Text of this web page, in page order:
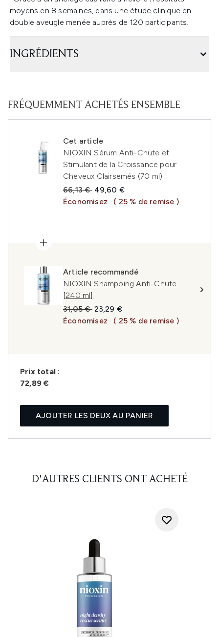
moyens en 8 semaines, dans une étude clinique en
double aveugle menée auprès de 120 participants.
INGRÉDIENTS
FRÉQUEMMENT ACHETÉS ENSEMBLE
Cet article
NIOXIN Sérum Anti-Chute et
Stimulant de la Croissance pour
Cheveux Clairsemés (70 ml)
Prix de vente :
66,13 € Prix ​​actuel :
49,60 €
Économisez
( 25 % de remise )
Article recommandé
NIOXIN Shampoing Anti-Chute
[240 ml]
Prix de vente :
31,05 € Prix ​​actuel :
23,29 €
Économisez
( 25 % de remise )
Prix ​​total :
72,89 €
AJOUTER LES DEUX AU PANIER
D'AUTRES CLIENTS ONT ACHETÉ